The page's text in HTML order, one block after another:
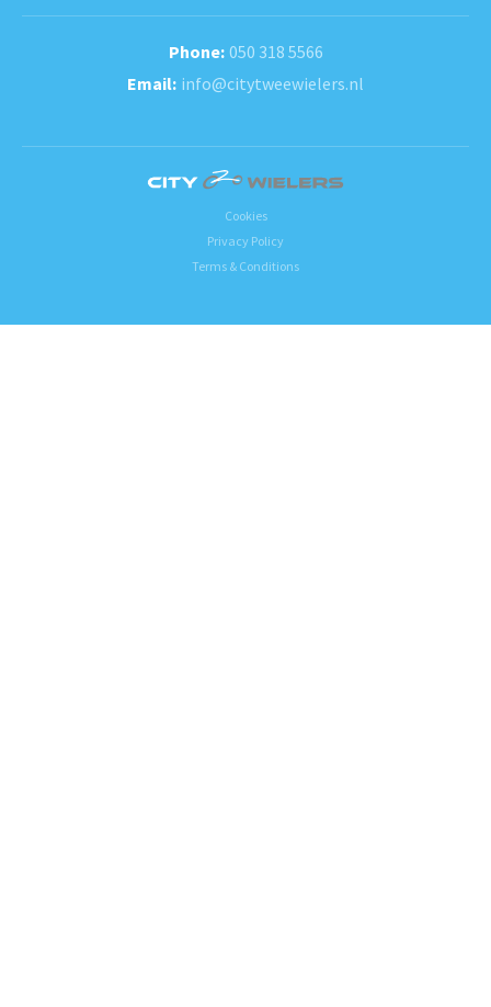
050 318 5566
info@citytweewielers.nl
Cookies
Privacy Policy
Terms & Conditions